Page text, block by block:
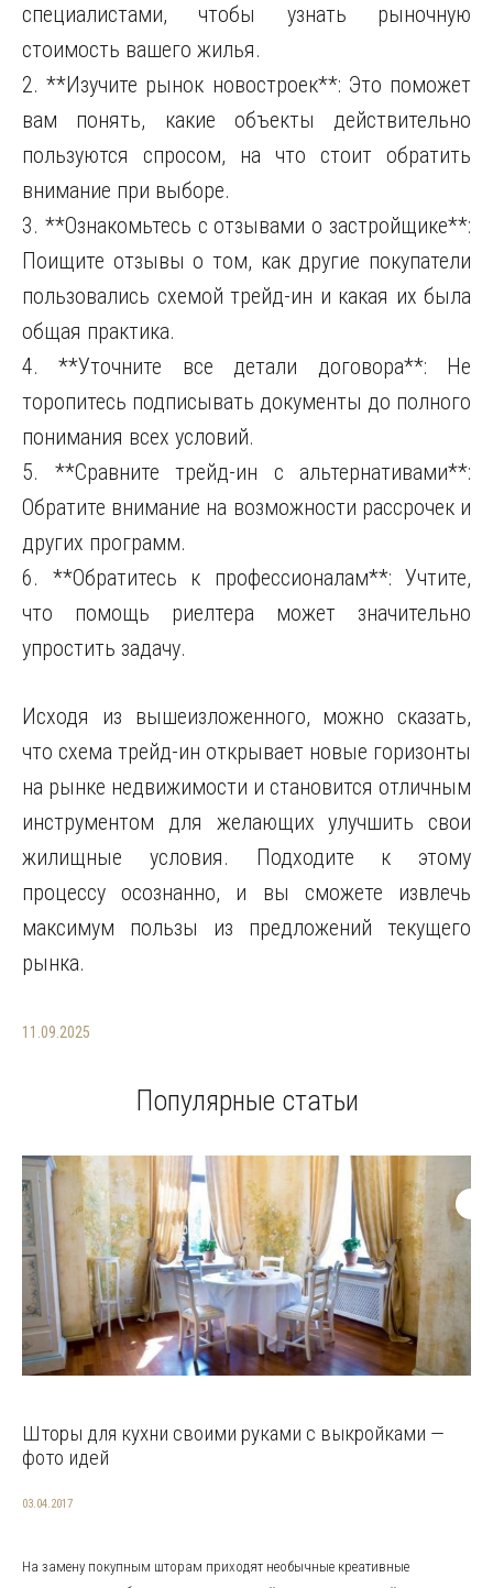
специалистами, чтобы узнать рыночную
стоимость вашего жилья.
2. **Изучите рынок новостроек**: Это поможет
вам понять, какие объекты действительно
пользуются спросом, на что стоит обратить
внимание при выборе.
3. **Ознакомьтесь с отзывами о застройщике**:
Поищите отзывы о том, как другие покупатели
пользовались схемой трейд-ин и какая их была
общая практика.
4. **Уточните все детали договора**: Не
торопитесь подписывать документы до полного
понимания всех условий.
5. **Сравните трейд-ин с альтернативами**:
Обратите внимание на возможности рассрочек и
других программ.
6. **Обратитесь к профессионалам**: Учтите,
что помощь риелтера может значительно
упростить задачу.
Исходя из вышеизложенного, можно сказать,
что схема трейд-ин открывает новые горизонты
на рынке недвижимости и становится отличным
инструментом для желающих улучшить свои
жилищные условия. Подходите к этому
процессу осознанно, и вы сможете извлечь
максимум пользы из предложений текущего
рынка.
11.09.2025
Популярные статьи
Шторы для кухни своими руками с выкройками —
фото идей
03.04.2017
На замену покупным шторам приходят необычные креативные